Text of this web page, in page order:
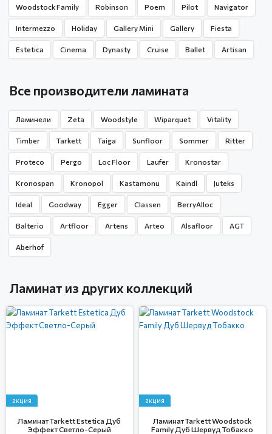
Woodstock Family Robinson Poem Pilot Navigator
Intermezzo Holiday Gallery Mini Gallery Fiesta
Estetica Cinema Dynasty Cruise Ballet Artisan
Все производители ламината
Ламинели Zeta Woodstyle Wiparquet Vitality
Timber Tarkett Taiga Sunfloor Sommer Ritter
Proteco Pergo Loc Floor Laufer Kronostar
Kronospan Kronopol Kastamonu Kaindl Juteks
Ideal Goodway Egger Classen BerryAlloc
Balterio Artfloor Artens Arteo Alsafloor AGT
Aberhof
Ламинат из других коллекций
акция
Ламинат Tarkett Estetica Дуб
Эффект Светло-Серый
акция
Ламинат Tarkett Woodstock
Family Дуб Шервуд Тобакко